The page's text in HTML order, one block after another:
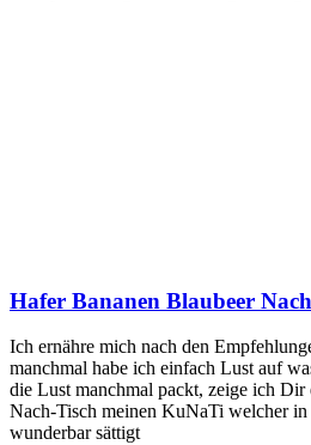
Hafer Bananen Blaubeer
Ich ernäh­re mich nach den
manch­mal habe ich ein­fach Lust auf
die Lust manch­mal packt, zei­ge ich
Nach-Tisch mei­nen KuNa­Ti wel­cher
wun­der­bar sättigt